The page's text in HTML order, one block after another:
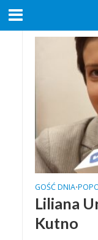
GOŚĆ DNIA•
Liliana
Kutno